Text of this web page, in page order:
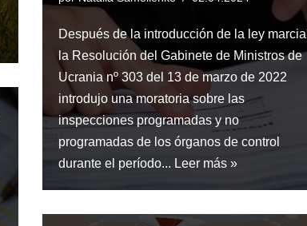
Después de la introducción de la ley
la Resolución del Gabinete de Ministros de
Ucrania nº 303 del 13 de marzo de 2022
introdujo una moratoria sobre las
inspecciones programadas y no
programadas de los órganos de control
durante el período... Leer más »